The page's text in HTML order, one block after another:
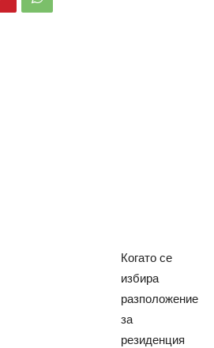
Когато се
избира
разположение
за
резиденция